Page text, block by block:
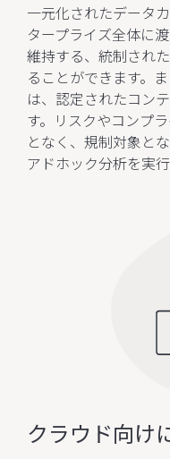
一元化されたデータ
タープライズ全体に
維持する、統制され
ることができます。
は、認定されたコン
す。リスクやコンプ
となく、規制対象と
アドホック分析を実行
クラウド向け